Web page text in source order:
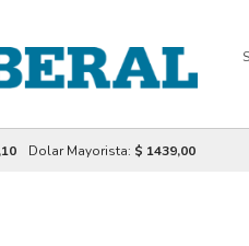
Dolar Mayorista: $ 1439,00